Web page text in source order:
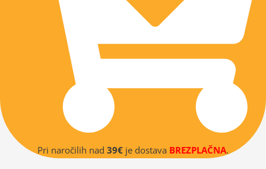
Pri naročilih nad 39€ je dostava BREZPLAČNA.